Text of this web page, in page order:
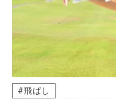
#飛ばし